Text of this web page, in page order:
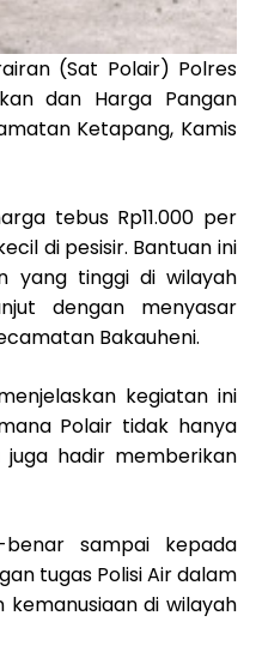
(Sat Polair) Polres
dan Harga Pangan
Ketapang, Kamis
tebus Rp11.000 per
di pesisir. Bantuan ini
yang tinggi di wilayah
dengan menyasar
Bakauheni.
kegiatan ini
Polair tidak hanya
hadir memberikan
sampai kepada
tugas Polisi Air dalam
di wilayah